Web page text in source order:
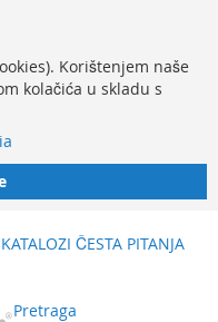
Korištenjem naše
kolačića u skladu s
KATALOZI ČESTA PITANJA
Pretraga